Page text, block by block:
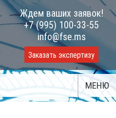
Ждем ваших заявок!
+7 (995) 100-33-55
info@fse.ms
Заказать экспертизу
МЕНЮ